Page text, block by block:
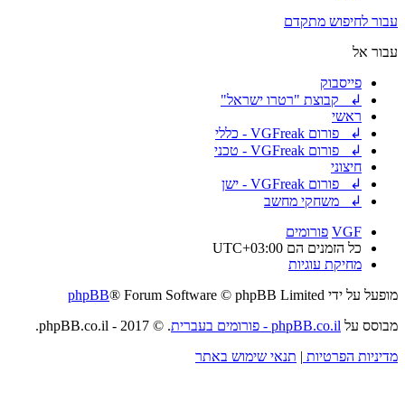
עבור לחיפוש מתקדם
עבור אל
פייסבוק
↲ קבוצת "רטרו ישראל"
ראשי
↲ פורום VGFreak - כללי
↲ פורום VGFreak - טכני
חיצוני
↲ פורום VGFreak - ישן
↲ משחקי מחשב
VGF פורומים
כל הזמנים הם UTC+03:00
מחיקת עוגיות
מופעל על ידי
phpBB® Forum Software © phpBB Limited
מבוסס על phpBB.co.il - פורומים בעברית
. © 2017 - phpBB.co.il.
מדיניות הפרטיות | תנאי שימוש באתר